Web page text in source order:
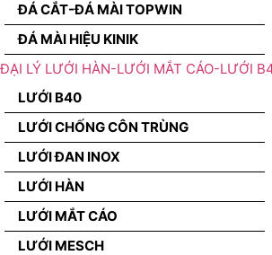
ĐÁ CẮT-ĐÁ MÀI TOPWIN
ĐÁ MÀI HIỆU KINIK
ĐẠI LÝ LƯỚI HÀN-LƯỚI MẮT CÁO-LƯỚI
LƯỚI B40
LƯỚI CHỐNG CÔN TRÙNG
LƯỚI ĐAN INOX
LƯỚI HÀN
LƯỚI MẮT CÁO
LƯỚI MESCH